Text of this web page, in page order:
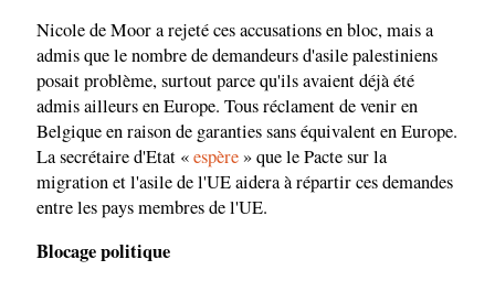
Nicole de Moor a rejeté ces accusations en bloc, mais a
admis que le nombre de demandeurs d'asile palestiniens
posait problème, surtout parce qu'ils avaient déjà été
admis ailleurs en Europe. Tous réclament de venir en
Belgique en raison de garanties sans équivalent en Europe.
La secrétaire d'Etat «espère» que le Pacte sur la
migration et l'asile de l'UE aidera à répartir ces demandes
entre les pays membres de l'UE.
Blocage politique